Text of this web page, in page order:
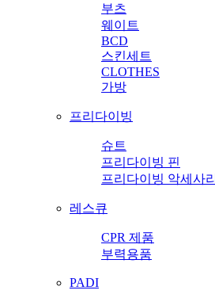
부츠
웨이트
BCD
스킨세트
CLOTHES
가방
프리다이빙
슈트
프리다이빙 핀
프리다이빙 악세사리
레스큐
CPR 제품
부력용품
PADI